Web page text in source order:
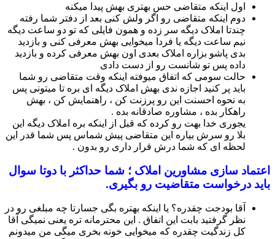
اول اینکه متقاضی حس بهتری بهش پیدا میکنه
دوم اینکه متقاضی رو اگر ولش کنی بعد از دفتر شما رفته
چندتا املاک دیگه سر زده و همون فایلی که تو دو ساعت دیگه
نیم ساعت دیگه یا فردا میخوایی بهش معرفی کنی و بازدید
بدی پاشو بزاره املاک بعدی اون بهش معرفی کرده و بازدید
داده پس تو شانست رو از دست دادی
حالت سومی که اتفاق میوفته اینکه وقت متقاضی رو شما
باید پر کنید اجازه ندی بهش املاک دیگه ای بره تا میتونی پس
به نحوه احسنت این رو پرزنت کن ، راهنمایش کن ، بهش
راهکار بده ، مشاوره صادقانه بده .
یجوری خدا بهت رو کرده که قبل از اینکه بره املاک دیگه این
بلا رو سرش بیاره این متقاضی پیش شماس پس شما قدر این
لحظه ای که شما درش قرار داری رو بدون .
اعتماد سازی مشاورین املاک ؛ شما حداکثر با دوتا سوال
باید درخواست متقاضیت رو بگیری.
آقا بودجت چقدره؟ یا اینکه بهتره بگی جسارتا چه مبلغی رو در
نظر گرفتید بابت این اتفاق . این محترمانه تره یعنی نمیگی آقا
کل زندگیت چقدره که میخوایی خونه بخری میگی من میدونم